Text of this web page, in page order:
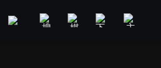
美食旅遊 新聞政論